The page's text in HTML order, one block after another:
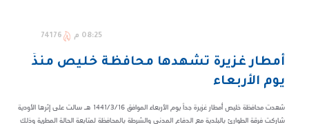
08:25 م 74176
أمطار غزيرة تشهدها محافظة خليص منذُ
يوم الأربعاء
شهدت محافظة خليص أمطار غزيرة جداً يوم الأربعاء الموافق 1441/3/16 هـ سالت على إثرها الأودية
شاركت فرقة الطوارئ بالبلدية مع الدفاع المدني والشرطة بالمحافظة لمتابعة الحالة المطرية وذلك